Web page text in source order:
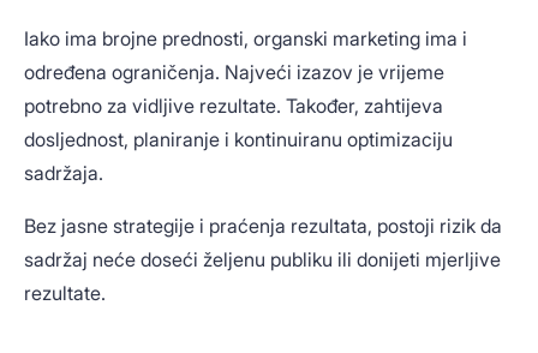
Iako ima brojne prednosti, organski marketing ima i
određena ograničenja. Najveći izazov je vrijeme
potrebno za vidljive rezultate. Također, zahtijeva
dosljednost, planiranje i kontinuiranu optimizaciju
sadržaja.
Bez jasne strategije i praćenja rezultata, postoji rizik da
sadržaj neće doseći željenu publiku ili donijeti mjerljive
rezultate.